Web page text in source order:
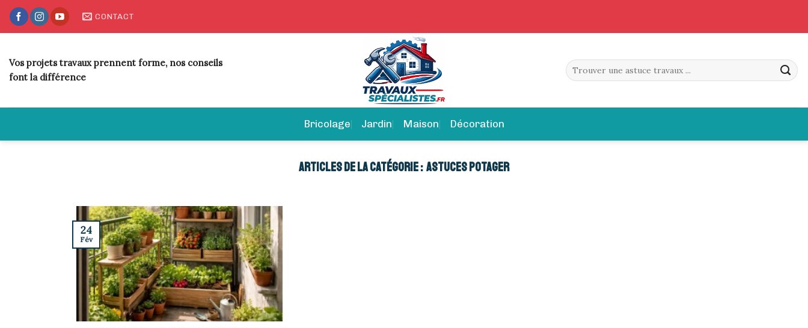
Skip
CONTACT
Vos projets travaux prennent forme, nos conseils
font la différence
Bricolage Jardin Maison Décoration
ASTUCES POTAGER
24
Fév